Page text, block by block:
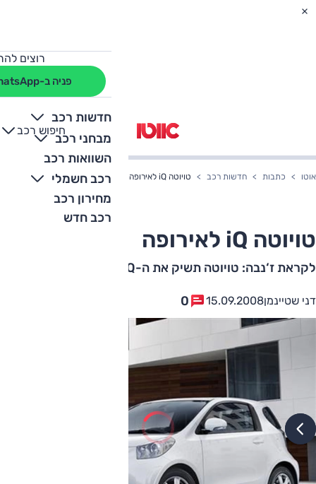
רוצים
פניה ב-WhatsApp
חדשות רכב
מבחני רכב
השוואות רכב
רכב חשמלי
מחירון רכב
רכב חדש
חיפוש רכב
+
-
אוטו כתבות חדשות רכב טויוטה iQ לאירופה
טויוטה iQ לאירופה
לקראת ז‘נבה: טויוטה תשיק את ה-IQ המוכנה לייצור
דני שטיינמן15.09.2008
0